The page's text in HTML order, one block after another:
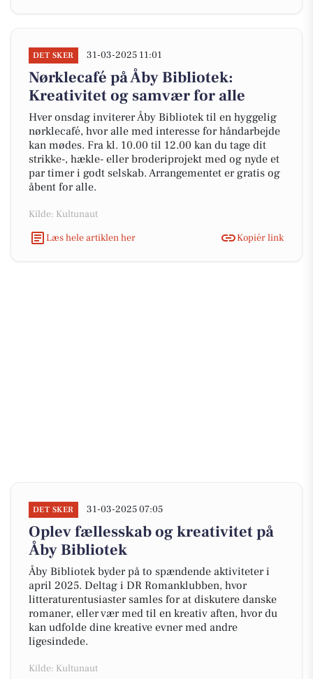
DET SKER 31-03-2025 11:01
Nørklecafé på Åby Bibliotek:
Kreativitet og samvær for alle
Hver onsdag inviterer Åby Bibliotek til en hyggelig
nørklecafé, hvor alle med interesse for håndarbejde
kan mødes. Fra kl. 10.00 til 12.00 kan du tage dit
strikke-, hækle- eller broderiprojekt med og nyde et
par timer i godt selskab. Arrangementet er gratis og
åbent for alle.
Kilde: Kultunaut
Læs hele artiklen her
Kopiér link
DET SKER 31-03-2025 07:05
Oplev fællesskab og kreativitet på
Åby Bibliotek
Åby Bibliotek byder på to spændende aktiviteter i
april 2025. Deltag i DR Romanklubben, hvor
litteraturentusiaster samles for at diskutere danske
romaner, eller vær med til en kreativ aften, hvor du
kan udfolde dine kreative evner med andre
ligesindede.
Kilde: Kultunaut